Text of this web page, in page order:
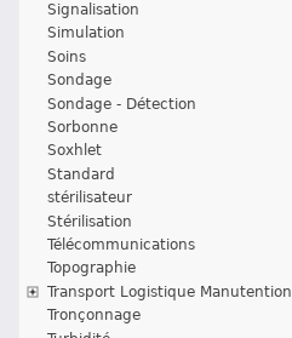
Signalisation
Simulation
Soins
Sondage
Sondage - Détection
Sorbonne
Soxhlet
Standard
stérilisateur
Stérilisation
Télécommunications
Topographie
Transport Logistique Manutention
Tronçonnage